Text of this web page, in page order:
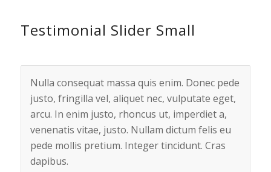
Testimonial Slider Small
Nulla consequat massa quis enim. Donec pede
justo, fringilla vel, aliquet nec, vulputate eget,
arcu. In enim justo, rhoncus ut, imperdiet a,
venenatis vitae, justo. Nullam dictum felis eu
pede mollis pretium. Integer tincidunt. Cras
dapibus.
In enim justo, rhoncus ut, imperdiet a,
venenatis vitae, justo. Nullam dictum felis eu
pede mollis pretium. Integer tincidunt. Cras
dapibus.
Anna Vandana